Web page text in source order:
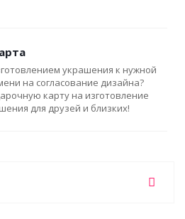
украшения к нужной
на согласование дизайна?
карту на изготовление
для друзей и близких!